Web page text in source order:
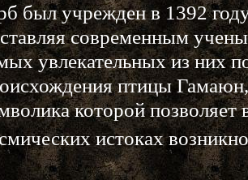
был учрежден в 1392
современным
увлекательных из них
птицы
которой
истоках